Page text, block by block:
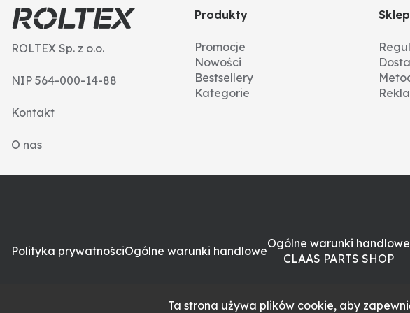
Ta strona używa plików cookie, aby
ROLTEX Sp. z o.o.
NIP 564-000-14-88
Kontakt
O nas
Produkty
Promocje
Nowości
Bestsellery
Kategorie
Sklep
Polityka prywatnościOgólne warunki handlowe
Ogólne warunki handlowe
CLAAS PARTS SHOP